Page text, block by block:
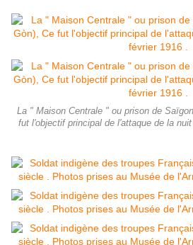
La " Maison Centrale " ou prison de
fut l'objectif principal de l'attaque de la nuit